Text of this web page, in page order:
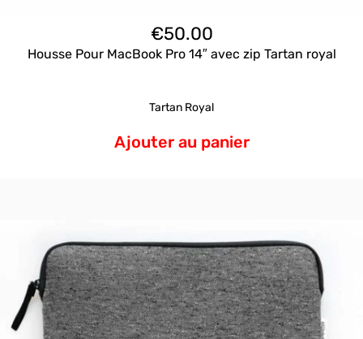
€50.00
Housse Pour MacBook Pro 14″ avec zip Tartan royal
Tartan Royal
Ajouter au panier